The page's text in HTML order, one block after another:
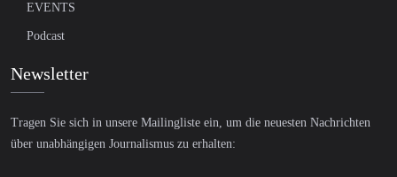
EVENTS
Podcast
Newsletter
Tragen Sie sich in unsere Mailingliste ein, um die neuesten Nachrichten
über unabhängigen Journalismus zu erhalten: